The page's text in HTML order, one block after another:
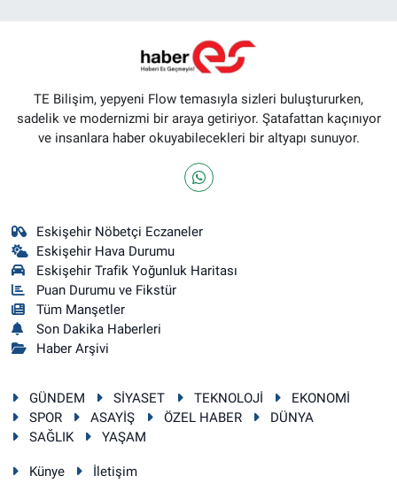
TE Bilişim, yepyeni Flow temasıyla sizleri buluştururken,
sadelik ve modernizmi bir araya getiriyor. Şatafattan kaçınıyor
ve insanlara haber okuyabilecekleri bir altyapı sunuyor.
Eskişehir Nöbetçi Eczaneler
Eskişehir Hava Durumu
Eskişehir Trafik Yoğunluk Haritası
Puan Durumu ve Fikstür
Tüm Manşetler
Son Dakika Haberleri
Haber Arşivi
GÜNDEM SİYASET TEKNOLOJİ
EKONOMİ
SPOR
ASAYİŞ ÖZEL HABER
DÜNYA
SAĞLIK
YAŞAM
Künye İletişim